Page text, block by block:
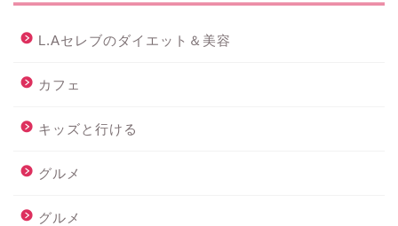
L.Aセレブのダイエット＆美容
カフェ
キッズと行ける
グルメ
グルメ